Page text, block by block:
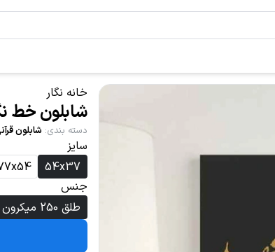
خانه نگار
شابلون خط
دسته بندی: شابلون
سایز
54x37
77x54
جنس
طلق 250 میکرون